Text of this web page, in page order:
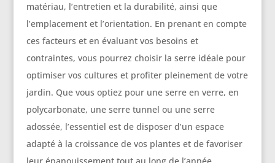
matériau, l’entretien et la durabilité, ainsi que
l’emplacement et l’orientation. En prenant en compte
ces facteurs et en évaluant vos besoins et
contraintes, vous pourrez choisir la serre idéale pour
optimiser vos cultures et profiter pleinement de votre
jardin. Que vous optiez pour une serre en verre, en
polycarbonate, une serre tunnel ou une serre
adossée, l’essentiel est de disposer d’un espace
adapté à la croissance de vos plantes et de favoriser